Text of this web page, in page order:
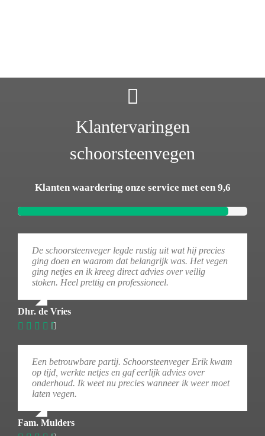
Klantervaringen
schoorsteenvegen
Klanten waardering onze service met een 9,6
De schoorsteenveger legde rustig uit wat hij precies
ging doen en waarom dat belangrijk was. Het vegen
ging netjes en ik kreeg direct advies over veilig
stoken. Heel prettig en professioneel.
Dhr. de Vries
Een betrouwbare partij. Schoorsteenveger Erik kwam
op tijd, werkte netjes en gaf eerlijk advies over
onderhoud. Ik weet nu precies wanneer ik weer moet
laten vegen.
Fam. Mulders